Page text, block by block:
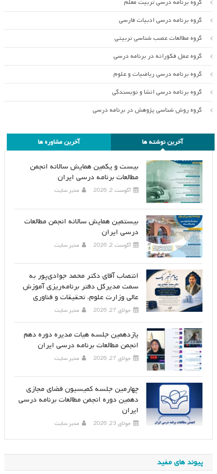
گروه برنامه درسی تربیت معلم
گروه برنامه درسی ادبیات فارسی
گروه مطالعات عصب شناسی تربیتی
گروه عمل فکورانه در برنامه درسی
گروه برنامه درسی ریاضیات و علوم
گروه برنامه درسی انشا و نویسندگی
گروه روش شناسی پژوهش در برنامه درسی
آخرین نوشته ها آخرین مشاوره ها
بیست و یکمین همایش سالانه انجمن
مطالعات برنامه درسی ایران
آگوست 2, 2026 مدیر سایت
بیستمین همایش سالانه انجمن مطالعات
درسی ایران
آگوست 2, 2026 مدیر سایت
انتصاب آقای دکتر محمد جوادی‌پور به
سمت مدیرکل دفتر برنامه‌ریزی آموزش
عالی وزارت علوم، تحقیقات و فناوری
جولای 27, 2026 مدیر سایت
یازدهمین جلسه هیات مدیره دوره دهم
انجمن مطالعات برنامه درسی ایران
جولای 27, 2026 مدیر سایت
چهارمین جلسه کمیسیون فضای مجازی
دهمین دوره انجمن مطالعات برنامه درسی
ایران
جولای 23, 2026 مدیر سایت
پیوند های مفید